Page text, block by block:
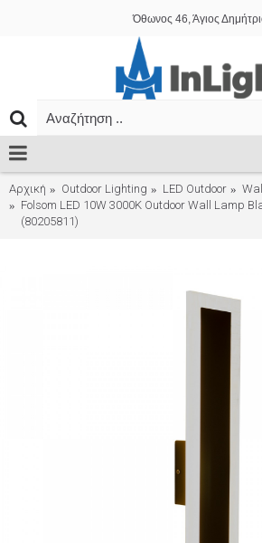
Όθωνος 46, Άγιος
Αρχική Outdoor Lighting LED Outdoor
Folsom LED 10W 3000K Outdoor Wall Lamp
(80205811)